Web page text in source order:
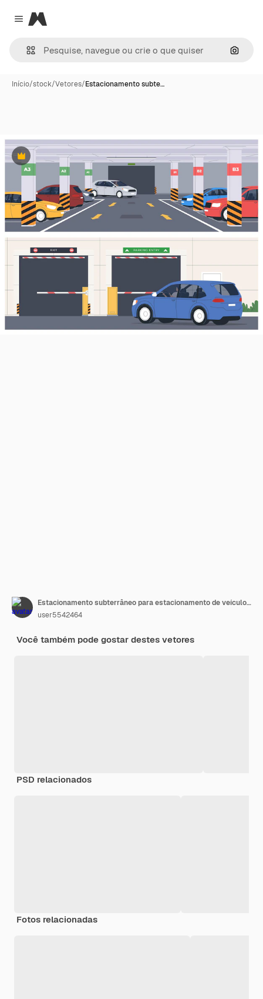
Close menu
Magnific
Início/stock/Vetores/Estacionamento subte…
Premium
Estacionamento subterrâneo para estacionamento de veículos na cidade
user5542464
Você também pode gostar destes vetores
PSD relacionados
Fotos relacionadas